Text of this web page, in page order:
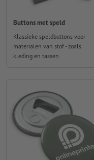
Buttons met speld
Klassieke speldbuttons voor
materialen van stof - zoals
kleding en tassen